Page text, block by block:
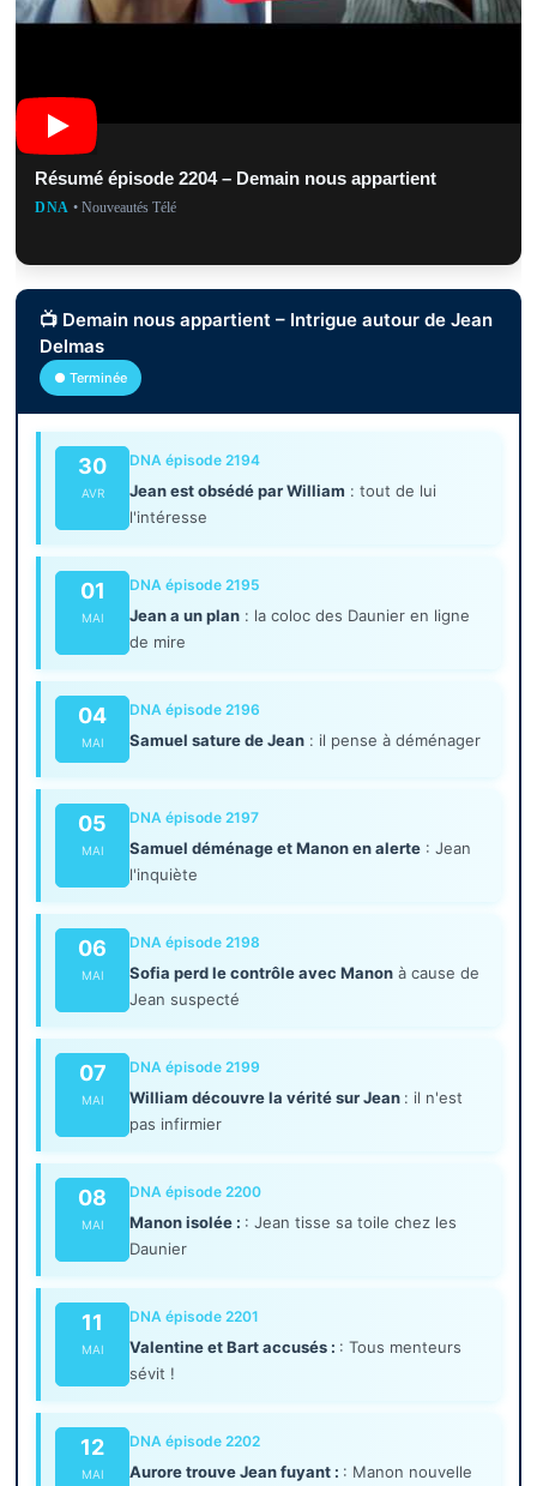
Résumé épisode 2204 – Demain nous appartient
DNA • Nouveautés Télé
📺 Demain nous appartient – Intrigue autour de Jean
Delmas
● Terminée
30
AVR
DNA épisode 2194
Jean est obsédé par William : tout de lui
l'intéresse
01
MAI
DNA épisode 2195
Jean a un plan : la coloc des Daunier en ligne
de mire
04
MAI
DNA épisode 2196
Samuel sature de Jean : il pense à déménager
05
MAI
DNA épisode 2197
Samuel déménage et Manon en alerte : Jean
l'inquiète
06
MAI
DNA épisode 2198
Sofia perd le contrôle avec Manon à cause de
Jean suspecté
07
MAI
DNA épisode 2199
William découvre la vérité sur Jean : il n'est
pas infirmier
08
MAI
DNA épisode 2200
Manon isolée : : Jean tisse sa toile chez les
Daunier
11
MAI
DNA épisode 2201
Valentine et Bart accusés : : Tous menteurs
sévit !
12
MAI
DNA épisode 2202
Aurore trouve Jean fuyant : : Manon nouvelle